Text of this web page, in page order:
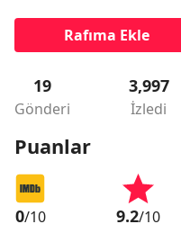
Rafıma Ekle
19
Gönderi
3,997
İzledi
Puanlar
0/10
9.2/10